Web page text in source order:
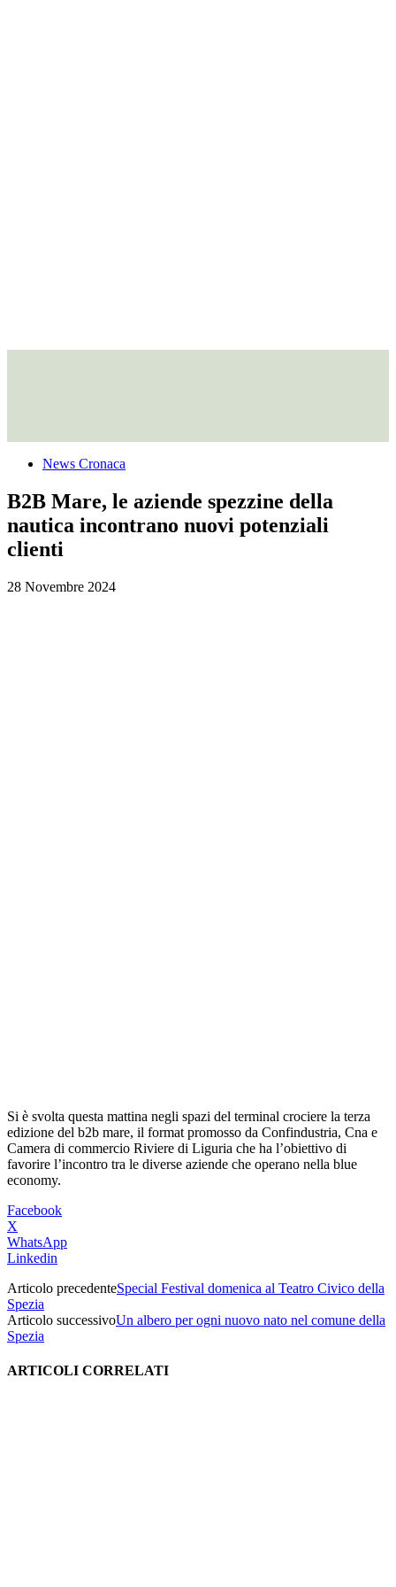
News Cronaca
B2B Mare, le aziende spezzine della
nautica incontrano nuovi potenziali
clienti
28 Novembre 2024
Si è svolta questa mattina negli spazi del terminal crociere la terza
edizione del b2b mare, il format promosso da Confindustria, Cna e
Camera di commercio Riviere di Liguria che ha l’obiettivo di
favorire l’incontro tra le diverse aziende che operano nella blue
economy.
Facebook
X
WhatsApp
Linkedin
Articolo precedenteSpecial Festival domenica al Teatro Civico della
Spezia
Articolo successivoUn albero per ogni nuovo nato nel comune della
Spezia
ARTICOLI CORRELATI